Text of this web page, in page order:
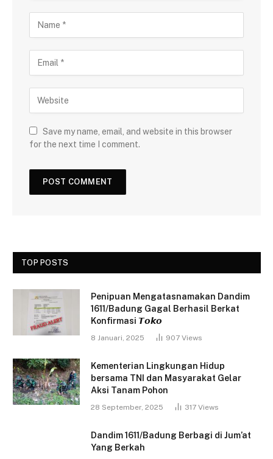
Save my name, email, and website in this browser
for the next time I comment.
TOP POSTS
Penipuan Mengatasnamakan Dandim
1611/Badung Gagal Berhasil Berkat
Konfirmasi 𝙏𝙤𝙠𝙤
8 Januari, 2025 907 Views
Kementerian Lingkungan Hidup
bersama TNI dan Masyarakat Gelar
Aksi Tanam Pohon
28 September, 2025 317 Views
Dandim 1611/Badung Berbagi di Jum’at
Yang Berkah